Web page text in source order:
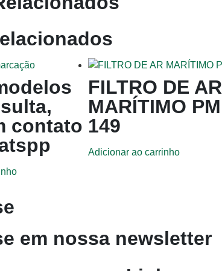
contato
FILTRO DE AR
MARÍTIMO PM
149
Adicionar ao carrinho
em nossa newsletter